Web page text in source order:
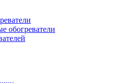
обогреватели